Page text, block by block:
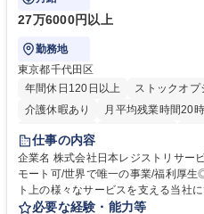
27万6000円以上
勤務地
東京都千代田区
年間休日120日以上
ストックオプ
介護休暇あり
月平均残業時間20
住宅手当あり
完全週休2日制
交通費支給 駅近
仕事の内容
企業名 株式会社日本レジストリサービス 求人名 【総務】未経験歓
モート可/世界で唯一の事業/福利厚生◎/再雇用有 仕事の
ト上の様々なサービスを支える当社
討、イベント運営などの幅広い業務
必要な経験・能力等